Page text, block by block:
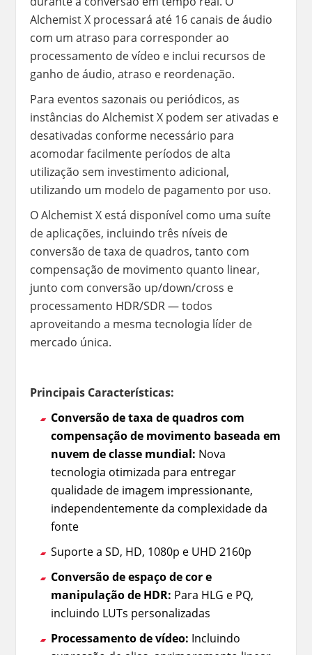
Alchemist X processará até 16 canais de áudio
com um atraso para corresponder ao
processamento de vídeo e inclui recursos de
ganho de áudio, atraso e reordenação.
Para eventos sazonais ou periódicos, as
instâncias do Alchemist X podem ser ativadas e
desativadas conforme necessário para
acomodar facilmente períodos de alta
utilização sem investimento adicional,
utilizando um modelo de pagamento por uso.
O Alchemist X está disponível como uma suíte
de aplicações, incluindo três níveis de
conversão de taxa de quadros, tanto com
compensação de movimento quanto linear,
junto com conversão up/down/cross e
processamento HDR/SDR — todos
aproveitando a mesma tecnologia líder de
mercado única.
Principais Características:
Conversão de taxa de quadros com
compensação de movimento baseada em
nuvem de classe mundial: Nova
tecnologia otimizada para entregar
qualidade de imagem impressionante,
independentemente da complexidade da
fonte
Suporte a SD, HD, 1080p e UHD 2160p
Conversão de espaço de cor e
manipulação de HDR: Para HLG e PQ,
incluindo LUTs personalizadas
Processamento de vídeo: Incluindo